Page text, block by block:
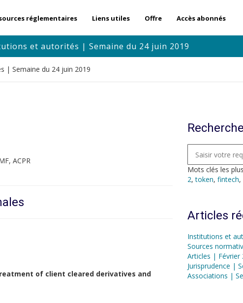
réglementaires Liens utiles Offre Accès abonnés
et autorités | Semaine du 24 juin 2019
| Semaine du 24 juin 2019
ACPR
of client cleared derivatives and
Recherche
Mots clés les
2,token, fintech,
Articles
Institutions et
Sources
Articles | Février
Jurisprudence |
Associations |